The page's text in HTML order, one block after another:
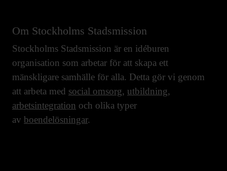
Om Stockholms Stadsmission
Stockholms Stadsmission är en idéburen
organisation som arbetar för att skapa ett
mänskligare samhälle för alla. Detta gör vi genom
att arbeta med social omsorg, utbildning,
arbetsintegration och olika typer
av boendelösningar.